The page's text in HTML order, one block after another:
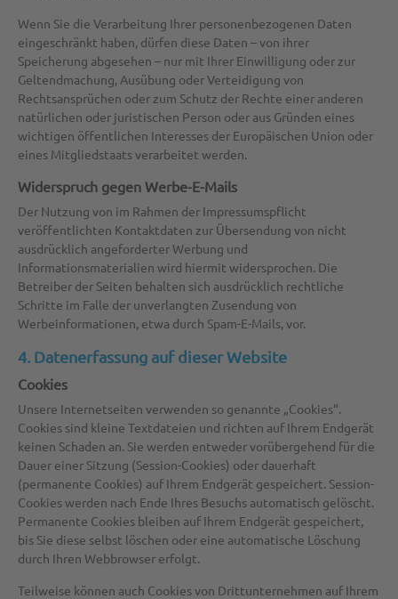
Wenn Sie die Verarbeitung Ihrer personenbezogenen Daten
eingeschränkt haben, dürfen diese Daten – von ihrer
Speicherung abgesehen – nur mit Ihrer Einwilligung oder zur
Geltendmachung, Ausübung oder Verteidigung von
Rechtsansprüchen oder zum Schutz der Rechte einer anderen
natürlichen oder juristischen Person oder aus Gründen eines
wichtigen öffentlichen Interesses der Europäischen Union oder
eines Mitgliedstaats verarbeitet werden.
Widerspruch gegen Werbe-E-Mails
Der Nutzung von im Rahmen der Impressumspflicht
veröffentlichten Kontaktdaten zur Übersendung von nicht
ausdrücklich angeforderter Werbung und
Informationsmaterialien wird hiermit widersprochen. Die
Betreiber der Seiten behalten sich ausdrücklich rechtliche
Schritte im Falle der unverlangten Zusendung von
Werbeinformationen, etwa durch Spam-E-Mails, vor.
4. Datenerfassung auf dieser Website
Cookies
Unsere Internetseiten verwenden so genannte „Cookies“.
Cookies sind kleine Textdateien und richten auf Ihrem Endgerät
keinen Schaden an. Sie werden entweder vorübergehend für die
Dauer einer Sitzung (Session-Cookies) oder dauerhaft
(permanente Cookies) auf Ihrem Endgerät gespeichert. Session-
Cookies werden nach Ende Ihres Besuchs automatisch gelöscht.
Permanente Cookies bleiben auf Ihrem Endgerät gespeichert,
bis Sie diese selbst löschen oder eine automatische Löschung
durch Ihren Webbrowser erfolgt.
Teilweise können auch Cookies von Drittunternehmen auf Ihrem